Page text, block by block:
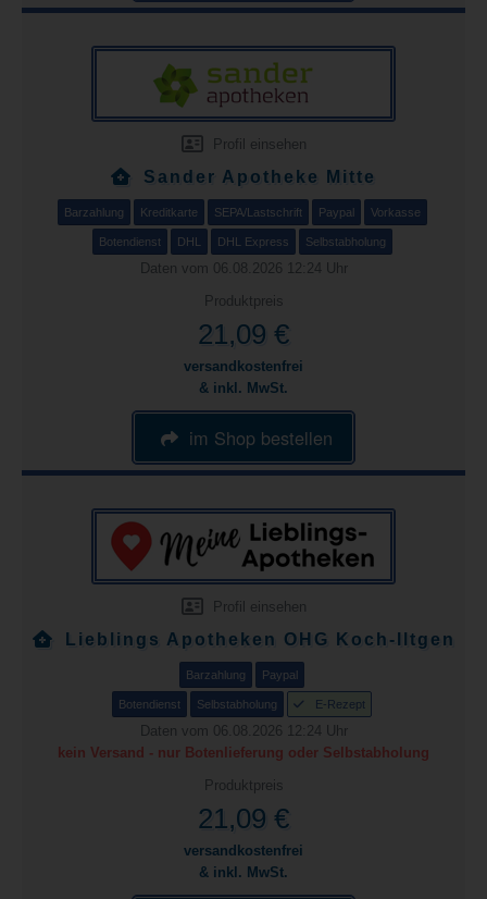
Profil einsehen
Sander Apotheke Mitte
Barzahlung Kreditkarte SEPA/Lastschrift Paypal Vorkasse
Botendienst DHL DHL Express Selbstabholung
Daten vom 06.08.2026 12:24 Uhr
Produktpreis
21,09 €
versandkostenfrei
& inkl. MwSt.
im Shop bestellen
Profil einsehen
Lieblings Apotheken OHG Koch-Iltgen
Barzahlung Paypal
Botendienst Selbstabholung E-Rezept
Daten vom 06.08.2026 12:24 Uhr
kein Versand - nur Botenlieferung oder Selbstabholung
Produktpreis
21,09 €
versandkostenfrei
& inkl. MwSt.